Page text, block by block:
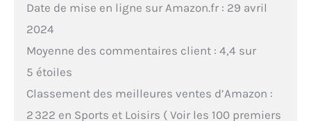
Date de mise en ligne sur Amazon.fr : 29 avril
2024
Moyenne des commentaires client : 4,4 sur
5 étoiles
Classement des meilleures ventes d’Amazon :
2 322 en Sports et Loisirs ( Voir les 100 premiers